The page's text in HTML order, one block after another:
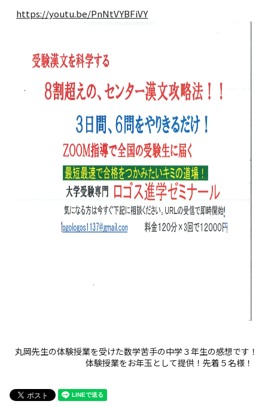
https://youtu.be/PnNtVYBFiVY
丸岡先生の体験授業を受けた数学苦手の中学３年生の感想です！
体験授業をお年玉として提供！先着５名様！